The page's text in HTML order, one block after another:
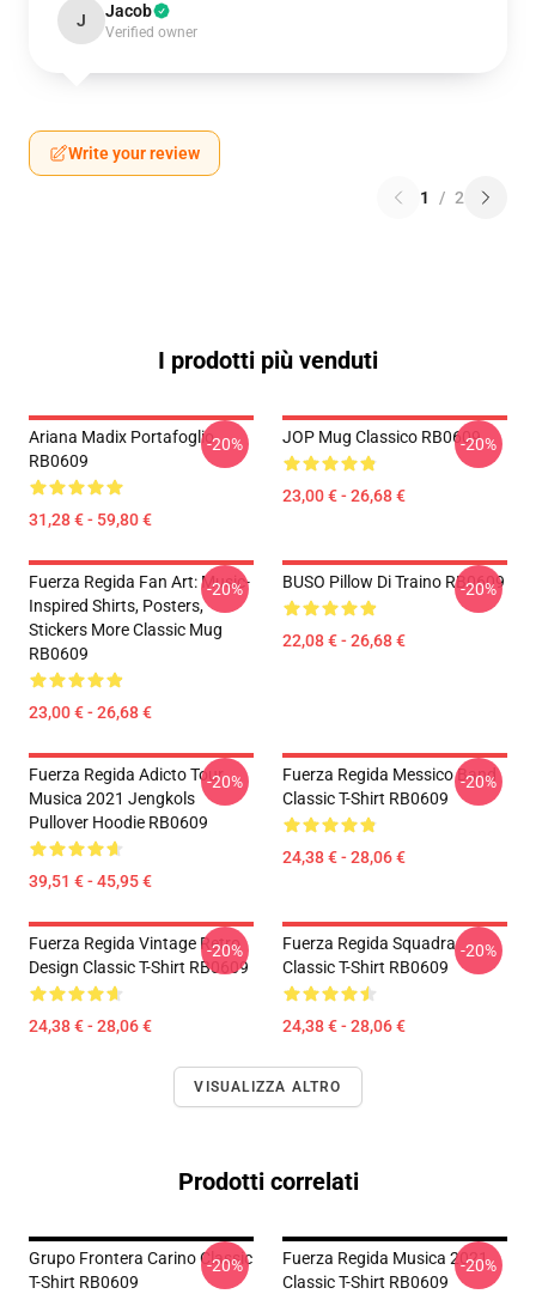
J Jacob
Verified owner
Write your review
1 / 2
I prodotti più venduti
Ariana Madix Portafoglio
RB0609
31,28 € - 59,80 €
-20% JOP Mug Classico RB0609
23,00 € - 26,68 €
-20%
Fuerza Regida Fan Art: Music-
Inspired Shirts, Posters,
Stickers More Classic Mug
RB0609
23,00 € - 26,68 €
-20% BUSO Pillow Di Traino RB0609
22,08 € - 26,68 €
-20%
Fuerza Regida Adicto Tour
Musica 2021 Jengkols
Pullover Hoodie RB0609
39,51 € - 45,95 €
-20%
Fuerza Regida Messico Band
Classic T-Shirt RB0609
24,38 € - 28,06 €
-20%
Fuerza Regida Vintage Retro
Design Classic T-Shirt RB0609
24,38 € - 28,06 €
-20%
Fuerza Regida Squadra
Classic T-Shirt RB0609
24,38 € - 28,06 €
-20%
VISUALIZZA ALTRO
Prodotti correlati
Grupo Frontera Carino Classic
T-Shirt RB0609
-20%
Fuerza Regida Musica 2021
Classic T-Shirt RB0609
-20%